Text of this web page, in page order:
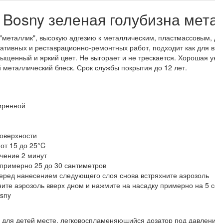
зеленая голубизна
высокую адгезию к металлическим,
и реставрационно-ремонтных работ, подходит как для
и яркий цвет. Не выгорает и не трескается. Хорошая
блеск. Срок службы покрытия до 12 лет.
15 до 25°C
2 минут
25 до 30 сантиметров
нанесением следующего слоя снова встряхните аэрозоль
аэрозоль вверх дном и нажмите на насадку примерно на 5
детей месте, легковоспламеняющийся дозатор под